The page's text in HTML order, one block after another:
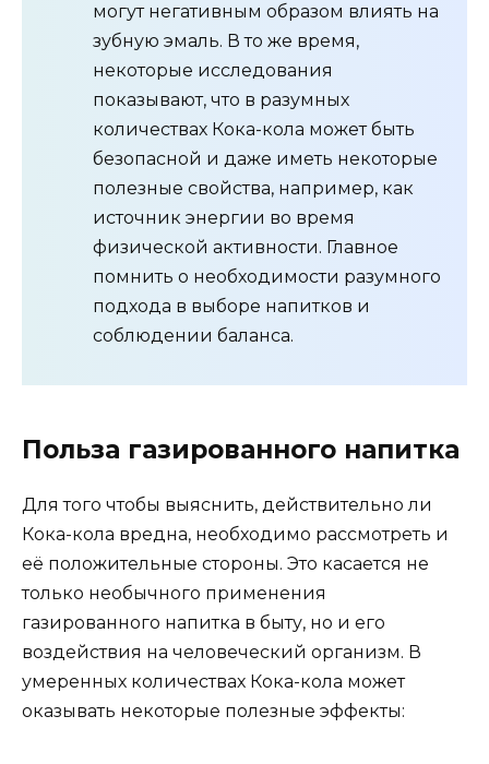
могут негативным образом влиять на
зубную эмаль. В то же время,
некоторые исследования
показывают, что в разумных
количествах Кока-кола может быть
безопасной и даже иметь некоторые
полезные свойства, например, как
источник энергии во время
физической активности. Главное
помнить о необходимости разумного
подхода в выборе напитков и
соблюдении баланса.
Польза газированного напитка
Для того чтобы выяснить, действительно ли
Кока-кола вредна, необходимо рассмотреть и
её положительные стороны. Это касается не
только необычного применения
газированного напитка в быту, но и его
воздействия на человеческий организм. В
умеренных количествах Кока-кола может
оказывать некоторые полезные эффекты: